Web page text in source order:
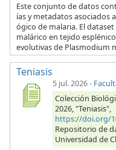
Este conjunto de datos
ías y metadatos asociados
ógico de malaria. El
malárico en tejido
evolutivas de Plasmodium
Teniasis
5 jul. 2026-
Colección
2026, "Teniasis",
https://doi.org/
Repositorio de
Universidad de